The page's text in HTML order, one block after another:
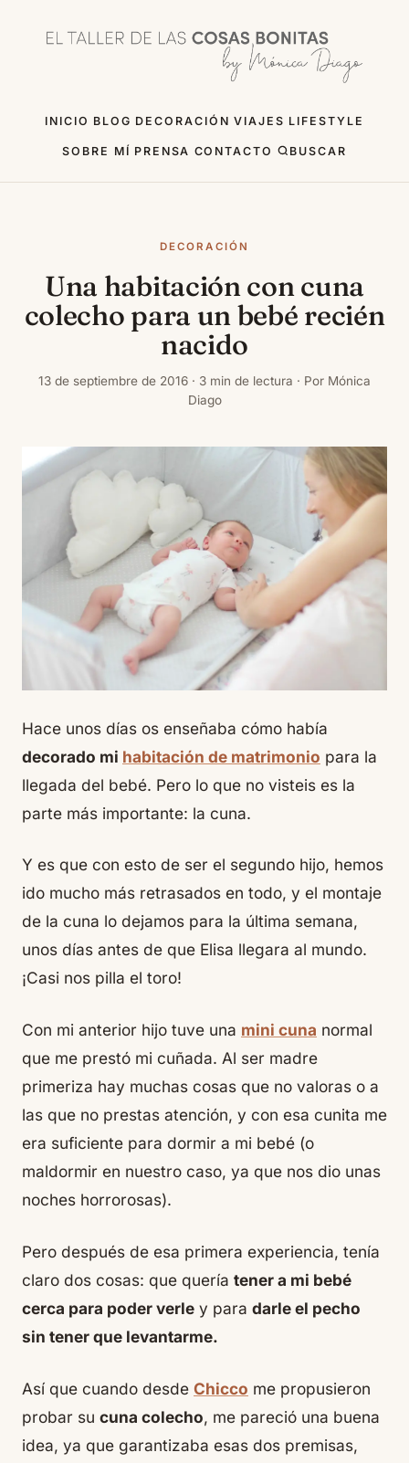
INICIO BLOG DECORACIÓN VIAJES LIFESTYLE
SOBRE MÍ PRENSA CONTACTO BUSCAR
DECORACIÓN
Una habitación con cuna
colecho para un bebé recién
nacido
13 de septiembre de 2016 · 3 min de lectura · Por Mónica
Diago
Hace unos días os enseñaba cómo había
decorado mi habitación de matrimonio para la
llegada del bebé. Pero lo que no visteis es la
parte más importante: la cuna.
Y es que con esto de ser el segundo hijo, hemos
ido mucho más retrasados en todo, y el montaje
de la cuna lo dejamos para la última semana,
unos días antes de que Elisa llegara al mundo.
¡Casi nos pilla el toro!
Con mi anterior hijo tuve una mini cuna normal
que me prestó mi cuñada. Al ser madre
primeriza hay muchas cosas que no valoras o a
las que no prestas atención, y con esa cunita me
era suficiente para dormir a mi bebé (o
maldormir en nuestro caso, ya que nos dio unas
noches horrorosas).
Pero después de esa primera experiencia, tenía
claro dos cosas: que quería tener a mi bebé
cerca para poder verle y para darle el pecho
sin tener que levantarme.
Así que cuando desde Chicco me propusieron
probar su cuna colecho, me pareció una buena
idea, ya que garantizaba esas dos premisas,